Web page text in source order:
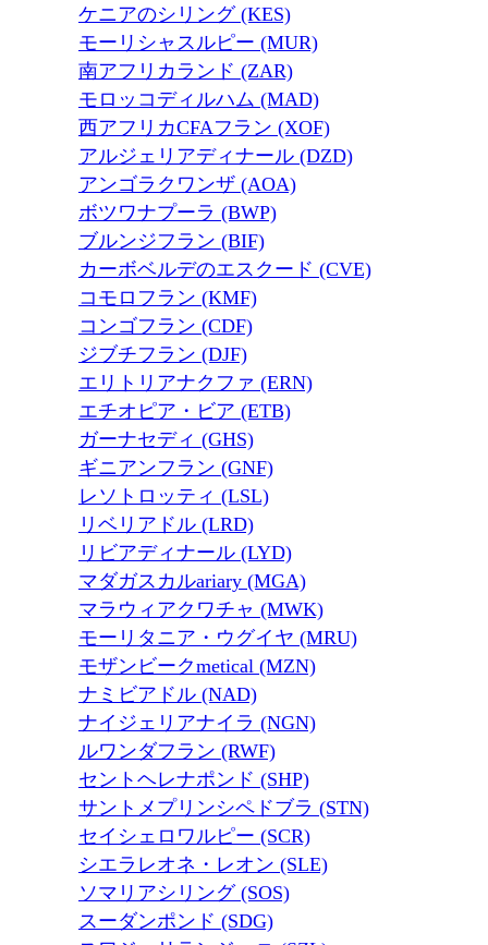
ケニアのシリング (KES)
モーリシャスルピー (MUR)
南アフリカランド (ZAR)
モロッコディルハム (MAD)
西アフリカCFAフラン (XOF)
アルジェリアディナール (DZD)
アンゴラクワンザ (AOA)
ボツワナプーラ (BWP)
ブルンジフラン (BIF)
カーボベルデのエスクード (CVE)
コモロフラン (KMF)
コンゴフラン (CDF)
ジブチフラン (DJF)
エリトリアナクファ (ERN)
エチオピア・ビア (ETB)
ガーナセディ (GHS)
ギニアンフラン (GNF)
レソトロッティ (LSL)
リベリアドル (LRD)
リビアディナール (LYD)
マダガスカルariary (MGA)
マラウィアクワチャ (MWK)
モーリタニア・ウグイヤ (MRU)
モザンビークmetical (MZN)
ナミビアドル (NAD)
ナイジェリアナイラ (NGN)
ルワンダフラン (RWF)
セントヘレナポンド (SHP)
サントメプリンシペドブラ (STN)
セイシェロワルピー (SCR)
シエラレオネ・レオン (SLE)
ソマリアシリング (SOS)
スーダンポンド (SDG)